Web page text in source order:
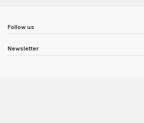
Follow us
Newsletter